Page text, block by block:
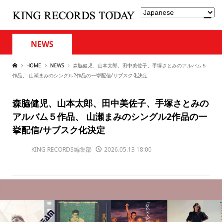
NEWS
HOME NEWS
森脇健児、山本太郎、田中美佐子、手塚さとみのアルバム５
作品、 山瀬まみのシングル2作品の一挙配信/サブスク化決定
森脇健児、山本太郎、田中美佐子、手塚さとみの
アルバム５作品、 山瀬まみのシングル2作品の一
挙配信/サブスク化決定
KING RECORDS編集部 2026.05.13 18:00